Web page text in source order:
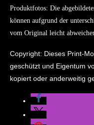
Produktfotos: Die
können aufgrund der
vom Original leicht
Copyright: Dieses Print-
geschützt und Eigentum
kopiert oder anderweitig